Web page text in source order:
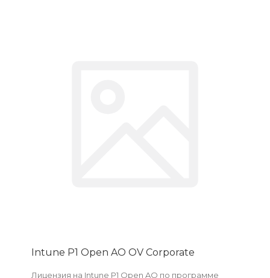
Intune P1 Open AO OV Corporate
Лицензия на Intune P1 Open AO по программе